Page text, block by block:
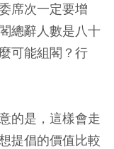
席次一定要增
總辭人數是八十
可能組閣？行
的是，這樣會走
提倡的價值比較